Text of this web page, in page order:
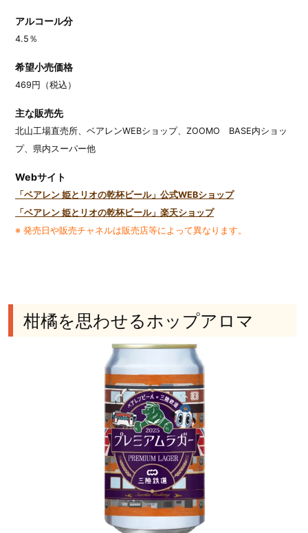
アルコール分
4.5％
希望小売価格
469円（税込）
主な販売先
北山工場直売所、ベアレンWEBショップ、ZOOMO BASE内ショッ
プ、県内スーパー他
Webサイト
「ベアレン 姫とリオの乾杯ビール」公式WEBショップ
「ベアレン 姫とリオの乾杯ビール」楽天ショップ
※ 発売日や販売チャネルは販売店等によって異なります。
柑橘を思わせるホップアロマ